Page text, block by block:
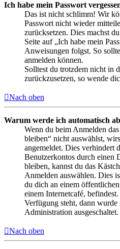
Ich habe mein Passwort
Das ist nicht schlimm! Wir
Passwort nicht wieder
zurücksetzen. Dies machst
Seite auf „Ich habe mein
Anweisungen folgst. So
anmelden können.
Solltest du trotzdem nicht in
zurückzusetzen, so wende
Nach oben
Warum werde ich automatisch
Wenn du beim Anmelden
bleiben“ nicht auswählst,
angemeldet. Dies verhindert
Benutzerkontos durch einen
bleiben, kannst du das
Anmelden auswählen. Dies
du dich an einem
einem Internetcafé,
Verfügung steht, dann
Administration ausgeschaltet.
Nach oben